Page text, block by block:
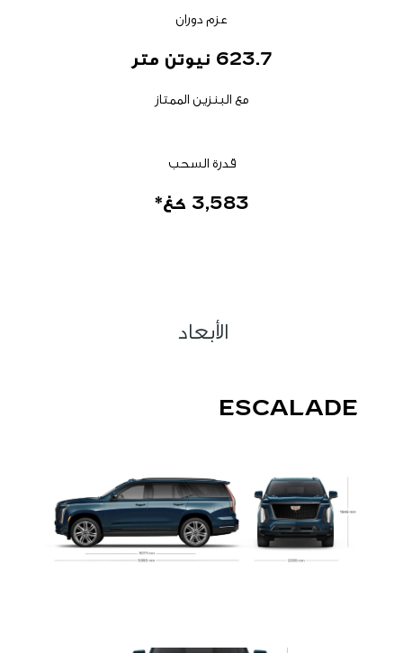
عزم دوران
623.7 نيوتن متر
مع البنزين الممتاز
قدرة السحب
3,583 كغ*
الأبعاد
ESCALADE